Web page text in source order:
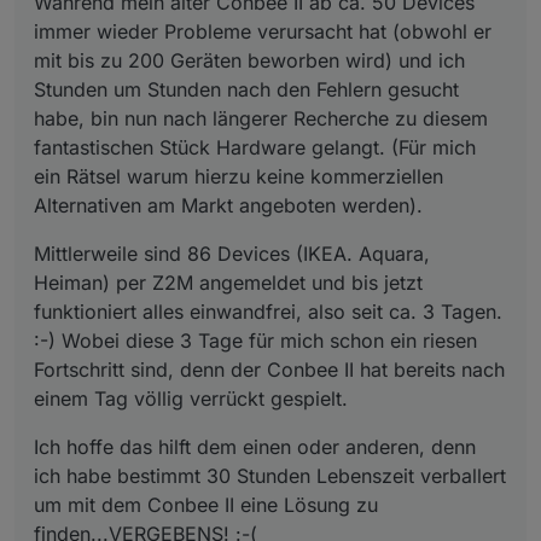
immer wieder Probleme verursacht hat (obwohl er
mit bis zu 200 Geräten beworben wird) und ich
Stunden um Stunden nach den Fehlern gesucht
habe, bin nun nach längerer Recherche zu diesem
fantastischen Stück Hardware gelangt. (Für mich
ein Rätsel warum hierzu keine kommerziellen
Alternativen am Markt angeboten werden).
Mittlerweile sind 86 Devices (IKEA. Aquara,
Heiman) per Z2M angemeldet und bis jetzt
funktioniert alles einwandfrei, also seit ca. 3 Tagen.
:-) Wobei diese 3 Tage für mich schon ein riesen
Fortschritt sind, denn der Conbee II hat bereits nach
einem Tag völlig verrückt gespielt.
Ich hoffe das hilft dem einen oder anderen, denn
ich habe bestimmt 30 Stunden Lebenszeit verballert
um mit dem Conbee II eine Lösung zu
finden...VERGEBENS! :-(